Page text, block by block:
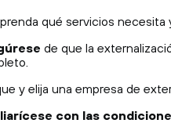
qué servicios necesita
de que la
y elija una empresa de
con las